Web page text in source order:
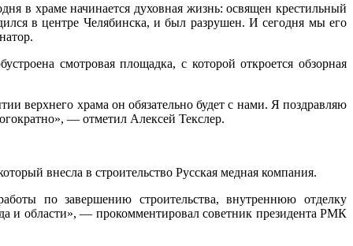
в храме начинается духовная жизнь: освящен крестильный
в центре Челябинска, и был разрушен. И сегодня мы его
смотровая площадка, с которой откроется обзорная
верхнего храма он обязательно будет с нами. Я поздравляю
— отметил Алексей Текслер.
внесла в строительство Русская медная компания.
по завершению строительства, внутреннюю отделку
и области», — прокомментировал советник президента РМК